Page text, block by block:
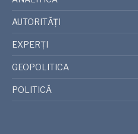
AUTORITĂȚI
EXPERȚI
GEOPOLITICA
POLITICĂ